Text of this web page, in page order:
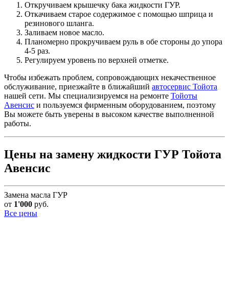
Откручиваем крышечку бака жидкости ГУР.
Откачиваем старое содержимое с помощью шприца и
резинового шланга.
Заливаем новое масло.
Планомерно прокручиваем руль в обе стороны до упора
4-5 раз.
Регулируем уровень по верхней отметке.
Чтобы избежать проблем, сопровождающих некачественное
обслуживание, приезжайте в ближайший автосервис Тойота
нашей сети. Мы специализируемся на ремонте Тойоты
Авенсис и пользуемся фирменным оборудованием, поэтому
Вы можете быть уверены в высоком качестве выполненной
работы.
Цены на замену жидкости ГУР Тойота
Авенсис
Замена масла ГУР
от 1'000 руб.
Все цены